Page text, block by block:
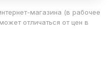
магазина (в рабочее
отличаться от цен в